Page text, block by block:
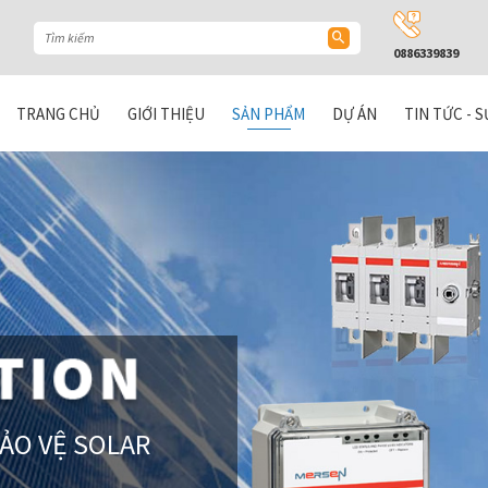
0886339839
TRANG CHỦ GIỚI THIỆU SẢN PHẨM DỰ ÁN TIN TỨC -